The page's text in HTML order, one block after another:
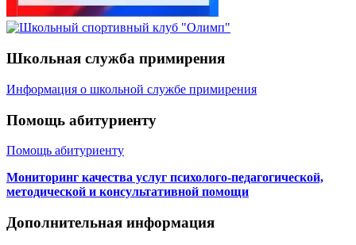
Школьная служба примирения
Информация о школьной службе примирения
Помощь абитуриенту
Помощь абитуриенту
Мониторинг качества услуг психолого-педагогической,
методической и консультативной помощи
Дополнительная информация